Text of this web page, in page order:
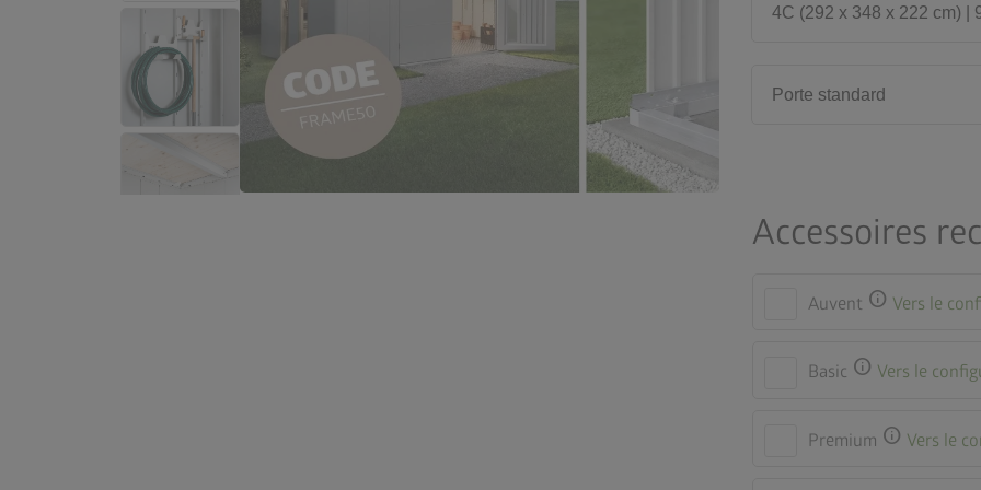
4C (292 x 348 x 222 cm) |
Porte standard
Accessoires
Auvent info Vers le
Basic info Vers le
Premium info Vers le